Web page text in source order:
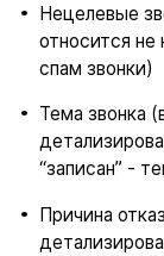
Нецелевые
относится не
спам звонки)
Тема звонка
“записан” -
Причина